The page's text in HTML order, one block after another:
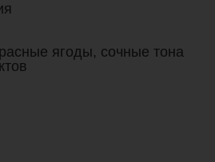
ягоды, сочные тона